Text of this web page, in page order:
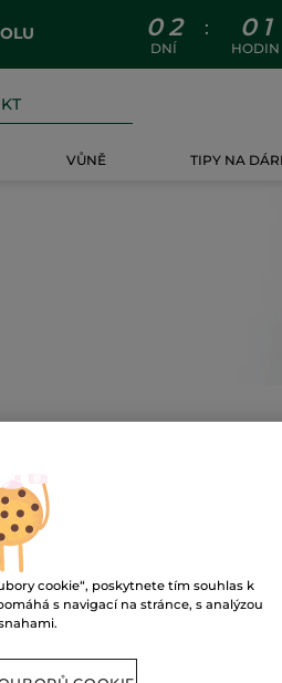
0 2
DNÍ
: 0 1
HODIN
VŮNĚ TIPY NA
cookie“, poskytnete tím souhlas k
s navigací na stránce, s analýzou